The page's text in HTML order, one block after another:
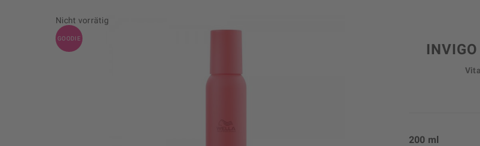
Nicht vorrätig
GOODIE
200 ml